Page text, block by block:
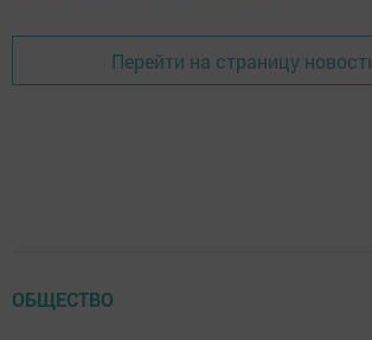
Перейти на страницу
ОБЩЕСТВО